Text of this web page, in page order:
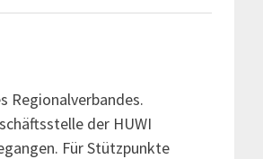
Regionalverbandes.
der HUWI
Für Stützpunkte